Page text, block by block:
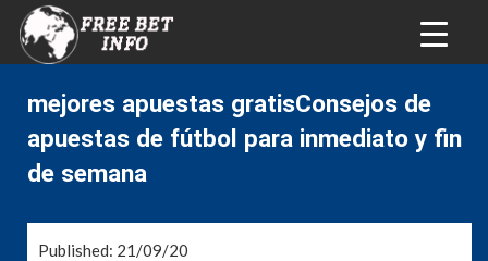
mejores apuestas gratisConsejos de
apuestas de fútbol para inmediato y fin
de semana
Published: 21/09/20